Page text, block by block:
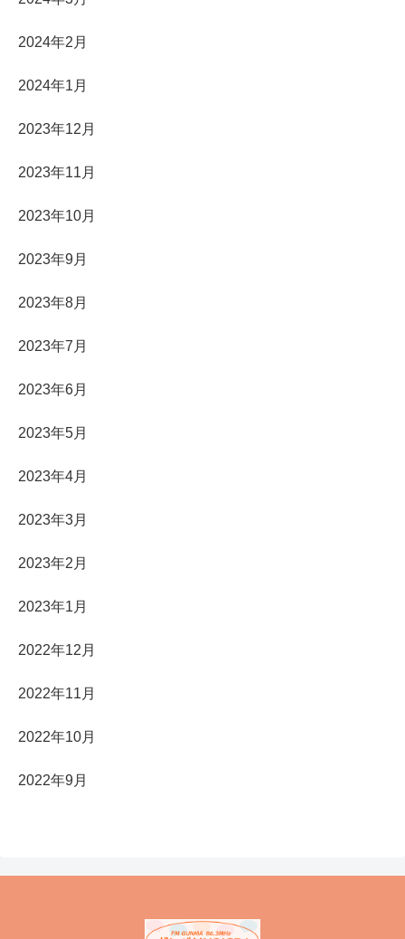
2024年2月
2024年1月
2023年12月
2023年11月
2023年10月
2023年9月
2023年8月
2023年7月
2023年6月
2023年5月
2023年4月
2023年3月
2023年2月
2023年1月
2022年12月
2022年11月
2022年10月
2022年9月